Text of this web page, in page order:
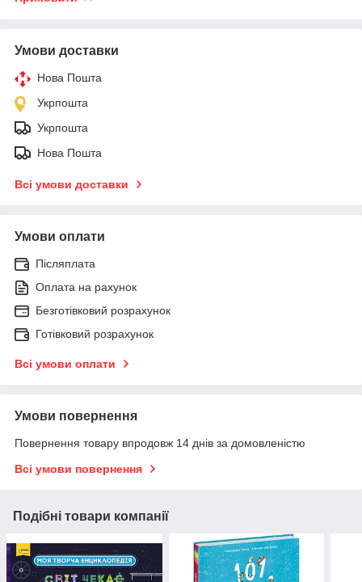
Умови доставки
Нова Пошта
Укрпошта
Укрпошта
Нова Пошта
Всі умови доставки
Умови оплати
Післяплата
Оплата на рахунок
Безготівковий розрахунок
Готівковий розрахунок
Всі умови оплати
Умови повернення
Повернення товару впродовж 14 днів за домовленістю
Всі умови повернення
Подібні товари компанії